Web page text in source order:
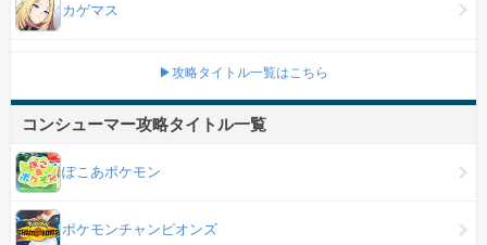
カゲマス
▶攻略タイトル一覧はこちら
コンシューマー攻略タイトル一覧
ぽこあポケモン
ポケモンチャンピオンズ